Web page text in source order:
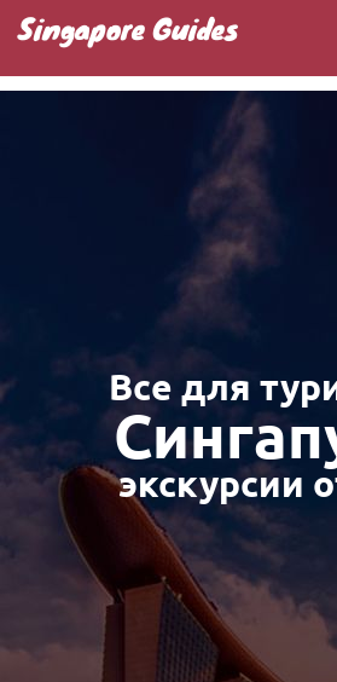
Singapore Guides
Домашняя
Все для
экскурсии